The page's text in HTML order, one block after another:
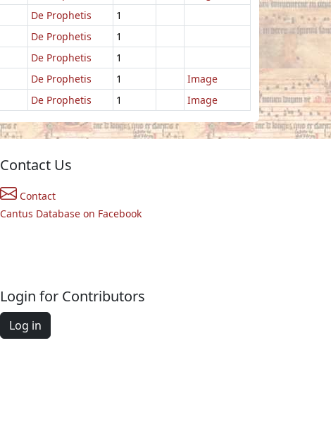
De Prophetis
1
De Prophetis
1
De Prophetis
1
De Prophetis 1
Image
De Prophetis 1 Image
Contact Us
Contact
Cantus Database on Facebook
Login for Contributors
Log in